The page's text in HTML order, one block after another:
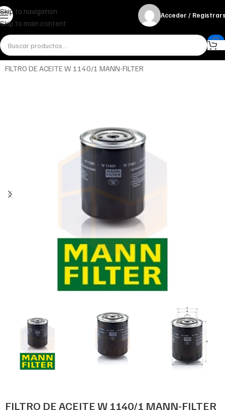
Skip to navigation
Skip to main content
Acceder /
InicioMiscelánea - otrosOtros
FILTRO DE ACEITE W 1140/1 MANN-FILTER
FILTRO DE ACEITE W 1140/1 MANN-FILTER